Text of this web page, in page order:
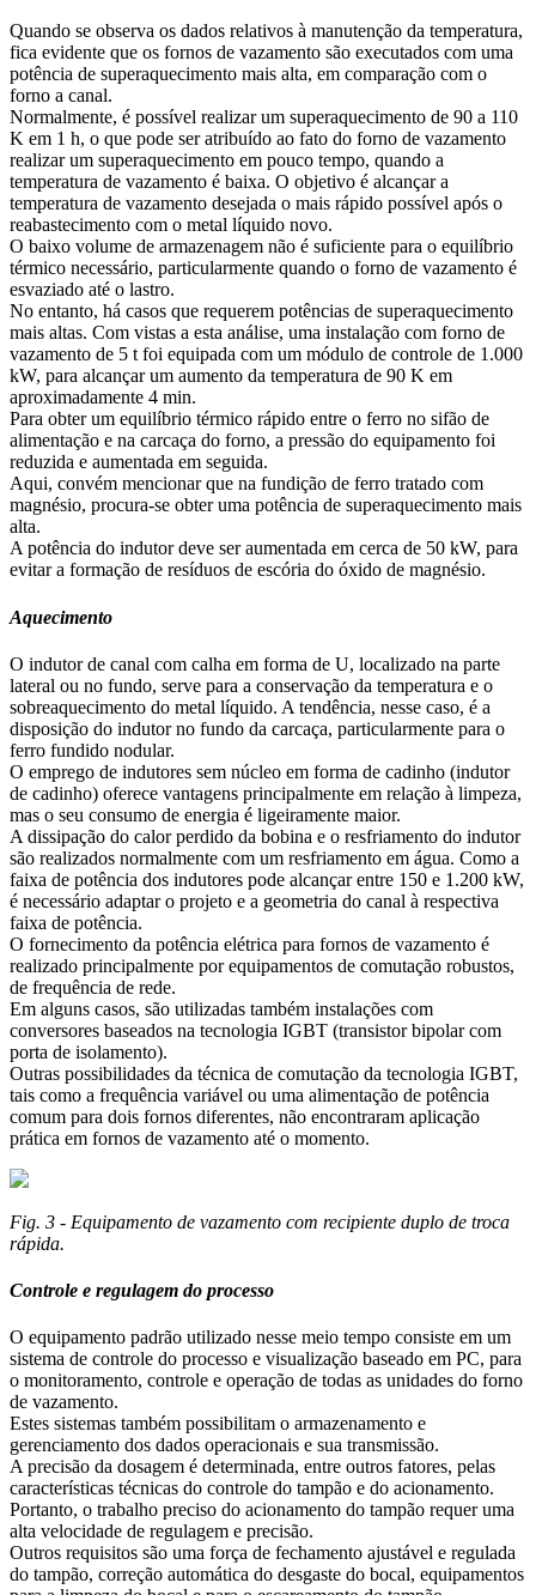
Quando se observa os dados relativos à manutenção da temperatura,
fica evidente que os fornos de vazamento são executados com uma
potência de superaquecimento mais alta, em comparação com o
forno a canal.
Normalmente, é possível realizar um superaquecimento de 90 a 110
K em 1 h, o que pode ser atribuído ao fato do forno de vazamento
realizar um superaquecimento em pouco tempo, quando a
temperatura de vazamento é baixa. O objetivo é alcançar a
temperatura de vazamento desejada o mais rápido possível após o
reabastecimento com o metal líquido novo.
O baixo volume de armazenagem não é suficiente para o equilíbrio
térmico necessário, particularmente quando o forno de vazamento é
esvaziado até o lastro.
No entanto, há casos que requerem potências de superaquecimento
mais altas. Com vistas a esta análise, uma instalação com forno de
vazamento de 5 t foi equipada com um módulo de controle de 1.000
kW, para alcançar um aumento da temperatura de 90 K em
aproximadamente 4 min.
Para obter um equilíbrio térmico rápido entre o ferro no sifão de
alimentação e na carcaça do forno, a pressão do equipamento foi
reduzida e aumentada em seguida.
Aqui, convém mencionar que na fundição de ferro tratado com
magnésio, procura-se obter uma potência de superaquecimento mais
alta.
A potência do indutor deve ser aumentada em cerca de 50 kW, para
evitar a formação de resíduos de escória do óxido de magnésio.
Aquecimento
O indutor de canal com calha em forma de U, localizado na parte
lateral ou no fundo, serve para a conservação da temperatura e o
sobreaquecimento do metal líquido. A tendência, nesse caso, é a
disposição do indutor no fundo da carcaça, particularmente para o
ferro fundido nodular.
O emprego de indutores sem núcleo em forma de cadinho (indutor
de cadinho) oferece vantagens principalmente em relação à limpeza,
mas o seu consumo de energia é ligeiramente maior.
A dissipação do calor perdido da bobina e o resfriamento do indutor
são realizados normalmente com um resfriamento em água. Como a
faixa de potência dos indutores pode alcançar entre 150 e 1.200 kW,
é necessário adaptar o projeto e a geometria do canal à respectiva
faixa de potência.
O fornecimento da potência elétrica para fornos de vazamento é
realizado principalmente por equipamentos de comutação robustos,
de frequência de rede.
Em alguns casos, são utilizadas também instalações com
conversores baseados na tecnologia IGBT (transistor bipolar com
porta de isolamento).
Outras possibilidades da técnica de comutação da tecnologia IGBT,
tais como a frequência variável ou uma alimentação de potência
comum para dois fornos diferentes, não encontraram aplicação
prática em fornos de vazamento até o momento.
Fig. 3 - Equipamento de vazamento com recipiente duplo de troca
rápida.
Controle e regulagem do processo
O equipamento padrão utilizado nesse meio tempo consiste em um
sistema de controle do processo e visualização baseado em PC, para
o monitoramento, controle e operação de todas as unidades do forno
de vazamento.
Estes sistemas também possibilitam o armazenamento e
gerenciamento dos dados operacionais e sua transmissão.
A precisão da dosagem é determinada, entre outros fatores, pelas
características técnicas do controle do tampão e do acionamento.
Portanto, o trabalho preciso do acionamento do tampão requer uma
alta velocidade de regulagem e precisão.
Outros requisitos são uma força de fechamento ajustável e regulada
do tampão, correção automática do desgaste do bocal, equipamentos